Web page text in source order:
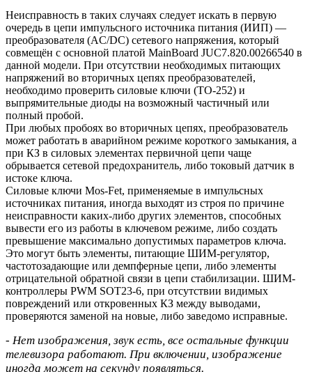
Неисправность в таких случаях следует искать в первую
очередь в цепи импульсного источника питания (ИИП) —
преобразователя (AC/DC) сетевого напряжения, который
совмещён с основной платой MainBoard JUC7.820.00266540 в
данной модели. При отсутствии необходимых питающих
напряжений во вторичных цепях преобразователей,
необходимо проверить силовые ключи (TO-252) и
выпрямительные диоды на возможный частичный или
полный пробой.
При любых пробоях во вторичных цепях, преобразователь
может работать в аварийном режиме короткого замыкания, а
при КЗ в силовых элементах первичной цепи чаще
обрывается сетевой предохранитель, либо токовый датчик в
истоке ключа.
Силовые ключи Mos-Fet, применяемые в импульсных
источниках питания, иногда выходят из строя по причине
неисправности каких-либо других элементов, способных
вывести его из работы в ключевом режиме, либо создать
превышение максимально допустимых параметров ключа.
Это могут быть элементы, питающие ШИМ-регулятор,
частотозадающие или демпферные цепи, либо элементы
отрицательной обратной связи в цепи стабилизации. ШИМ-
контроллеры PWM SOT23-6, при отсутствии видимых
повреждений или откровенных КЗ между выводами,
проверяются заменой на новые, либо заведомо исправные.
- Нет изображения, звук есть, все остальные функции
телевизора работают. При включении, изображение
иногда может на секунду появляться.